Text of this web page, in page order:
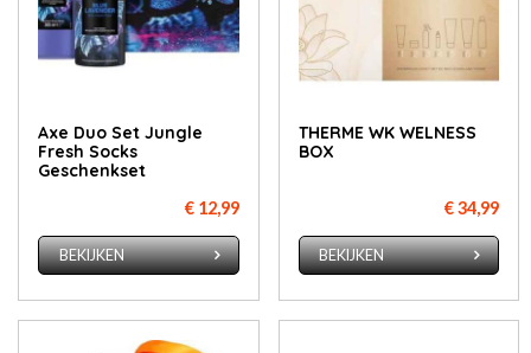
Axe Duo Set Jungle
Fresh Socks
Geschenkset
€ 12,99
BEKIJKEN
THERME WK WELNESS
BOX
€ 34,99
BEKIJKEN